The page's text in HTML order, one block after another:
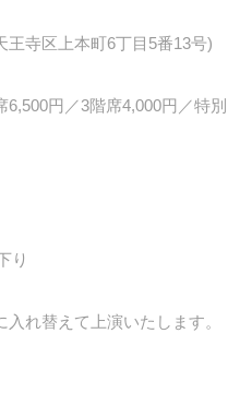
王寺区上本町6丁目5番13号)
6,500円／3階席4,000円／特別
り
れ替えて上演いたします。